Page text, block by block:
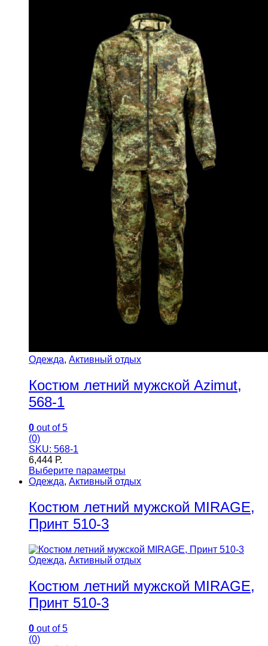
Одежда, Активный отдых
Костюм летний мужской Azimut,
568-1
0 out of 5
(0)
SKU: 568-1
6,444 Р.
Выберите параметры
Одежда, Активный отдых
Костюм летний мужской MIRAGE,
Принт 510-3
Одежда, Активный отдых
Костюм летний мужской MIRAGE,
Принт 510-3
0 out of 5
(0)